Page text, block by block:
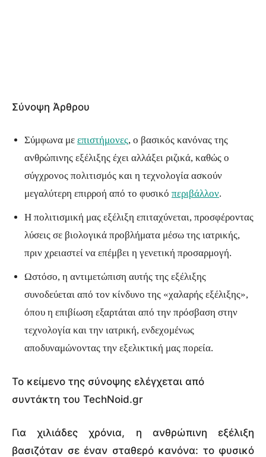
Σύνοψη Άρθρου
Σύμφωνα με επιστήμονες, ο βασικός κανόνας της
ανθρώπινης εξέλιξης έχει αλλάξει ριζικά, καθώς ο
σύγχρονος πολιτισμός και η τεχνολογία ασκούν
μεγαλύτερη επιρροή από το φυσικό περιβάλλον.
Η πολιτισμική μας εξέλιξη επιταχύνεται, προσφέροντας
λύσεις σε βιολογικά προβλήματα μέσω της ιατρικής,
πριν χρειαστεί να επέμβει η γενετική προσαρμογή.
Ωστόσο, η αντιμετώπιση αυτής της εξέλιξης
συνοδεύεται από τον κίνδυνο της «χαλαρής εξέλιξης»,
όπου η επιβίωση εξαρτάται από την πρόσβαση στην
τεχνολογία και την ιατρική, ενδεχομένως
αποδυναμώνοντας την εξελικτική μας πορεία.
Το κείμενο της σύνοψης ελέγχεται από
συντάκτη του TechNoid.gr
Για χιλιάδες χρόνια, η ανθρώπινη εξέλιξη
βασιζόταν σε έναν σταθερό κανόνα: το φυσικό